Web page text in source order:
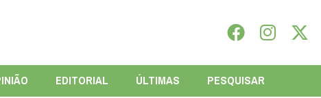
EDITORIAL ÚLTIMAS PESQUISAR